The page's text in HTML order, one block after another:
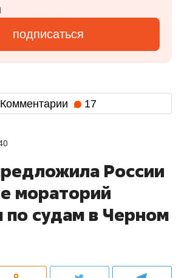
подписаться
Комментарии 17
России
мораторий
по судам в Черном